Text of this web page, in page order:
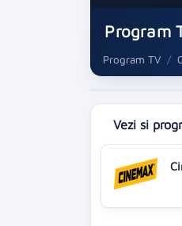
Program
Program TV
Vezi si